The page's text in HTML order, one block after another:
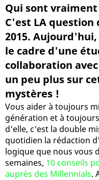
Qui sont
C'est LA question
2015.
le cadre d'une
collaboration
un peu plus sur
mystères !
Vous aider à toujours
génération et à
d'elle, c'est la double
quotidien la rédaction
logique que nous vous
semaines, 10 conseils
auprès des Millennials.